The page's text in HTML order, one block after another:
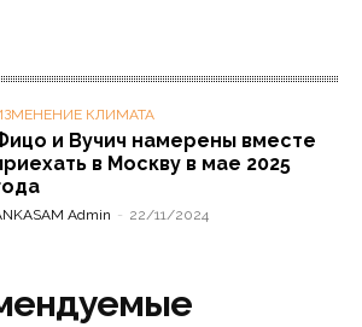
КЛИМАТА
и Вучич намерены вместе
в Москву в мае 2025
Admin - 22/11/2024